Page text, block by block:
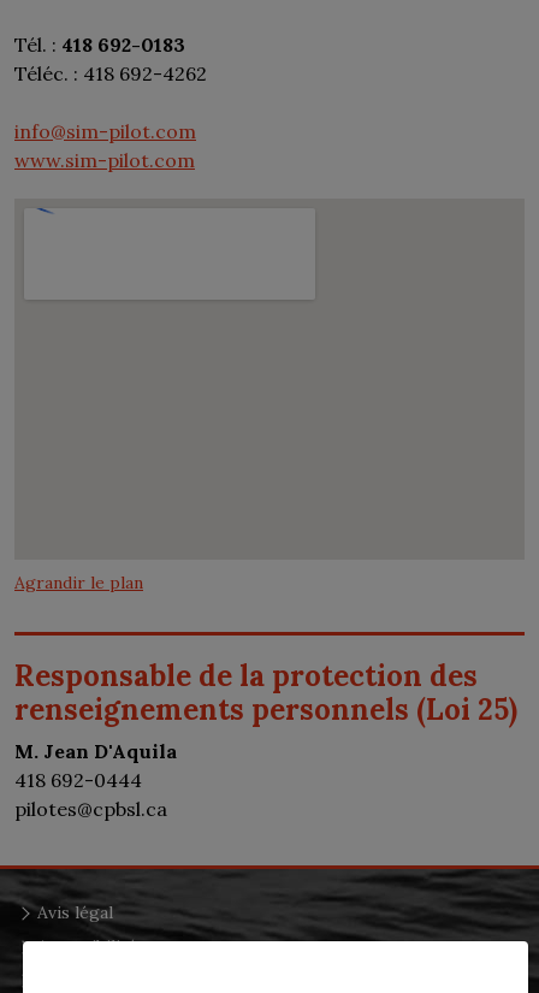
Tél. : 418 692-0183
Téléc. : 418 692-4262
info@sim-pilot.com
www.sim-pilot.com
Agrandir le plan
Responsable de la protection des
renseignements personnels (Loi 25)
M. Jean D'Aquila
418 692-0444
pilotes@cpbsl.ca
Avis légal
Accessibilité